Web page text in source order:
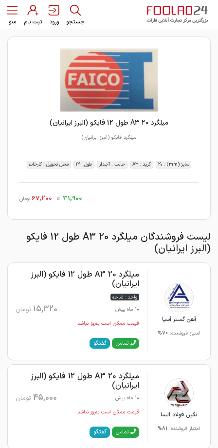
جستجو ورود ثبت نام منو
میلگرد 20 A3 طول 12 فایکو (البرز ایرانیان)
میلگرد فایکو (البرز ایرانیان)
سایز (mm) : 20 گرید : A3 حالت : آجدار طول : 12 محل تحویل : کارخانه
31,900 تا 67,200 تومان
لیست فروشندگان میلگرد 20 A3 طول 12 فایکو
(البرز ایرانیان)
آهن گستر آسیا
امتیاز فروشنده: 70%
میلگرد 20 A3 طول 12 فایکو (البرز
ایرانیان)
واحد : شاخه
10 ماه پیش
15,320 تومان
قیمت ممکن است به‌روز نباشد
تماس گفتگو
نگین فولاد السا
امتیاز فروشنده: 81%
میلگرد 20 A3 طول 12 فایکو (البرز
ایرانیان)
10 ماه پیش 45,000 تومان
قیمت ممکن است به‌روز نباشد
تماس گفتگو